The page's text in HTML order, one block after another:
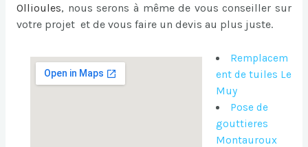
Ollioules, nous serons à même de vous conseiller sur
votre projet et de vous faire un devis au plus juste.
Remplacem
ent de tuiles Le
Muy
Pose de
gouttieres
Montauroux